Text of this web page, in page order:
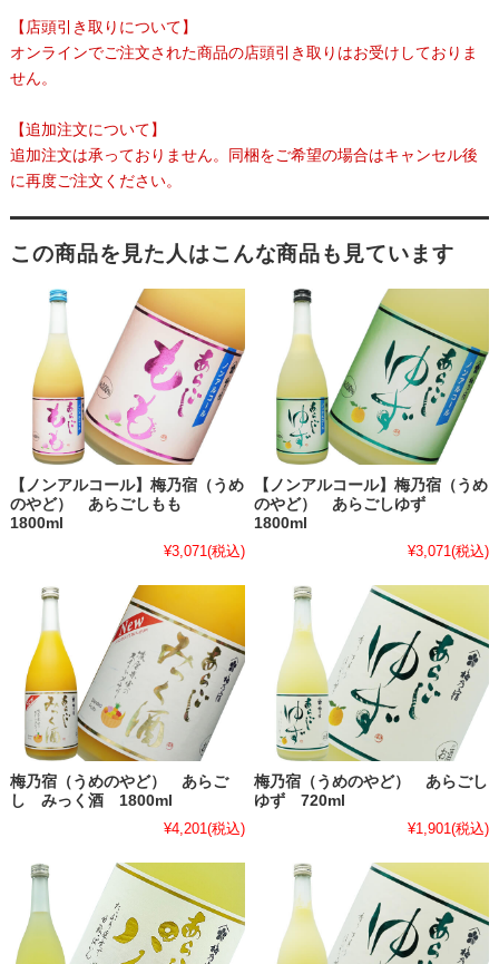
【店頭引き取りについて】
オンラインでご注文された商品の店頭引き取りはお受けしておりま
せん。
【追加注文について】
追加注文は承っておりません。同梱をご希望の場合はキャンセル後
に再度ご注文ください。
この商品を見た人はこんな商品も見ています
【ノンアルコール】梅乃宿（うめ
のやど） あらごしもも
1800ml
¥3,071(税込)
【ノンアルコール】梅乃宿（うめ
のやど） あらごしゆず
1800ml
¥3,071(税込)
梅乃宿（うめのやど） あらご
し みっく酒 1800ml
¥4,201(税込)
梅乃宿（うめのやど） あらごし
ゆず 720ml
¥1,901(税込)